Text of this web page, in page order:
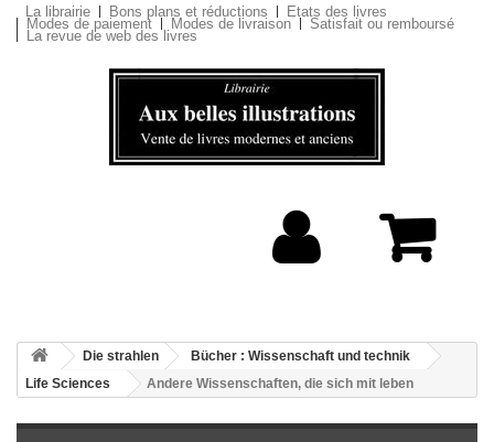
La librairie Bons plans et réductions Etats des livres
Modes de paiement Modes de livraison Satisfait ou remboursé
La revue de web des livres
Die strahlen
Bücher : Wissenschaft und technik
Life Sciences
Andere Wissenschaften, die sich mit leben